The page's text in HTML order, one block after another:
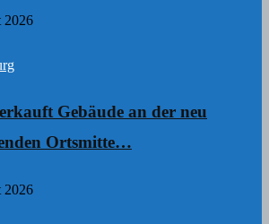
2026
Gebäude an der neu
Ortsmitte…
2026